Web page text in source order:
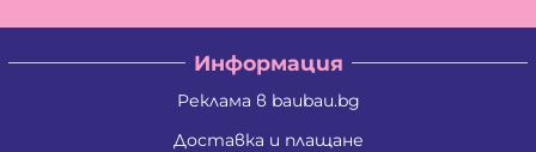
Информация
Реклама в baubau.bg
Доставка и плащане